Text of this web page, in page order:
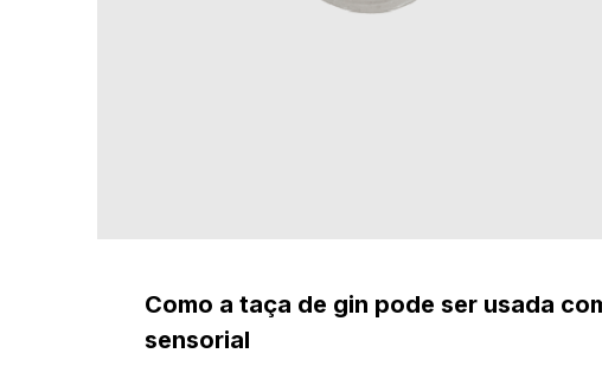
Como a taça de gin pode ser usada
sensorial